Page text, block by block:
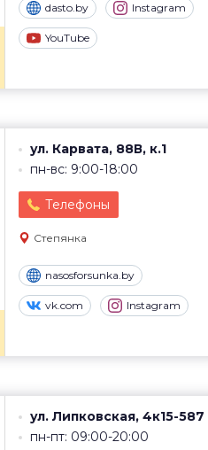
dasto.by Instagram
YouTube
ул. Карвата, 88В, к.1
пн-вс: 9:00-18:00
Телефоны
Степянка
nasosforsunka.by
vk.com Instagram
ул. Липковская, 4к15-587
пн-пт: 09:00-20:00